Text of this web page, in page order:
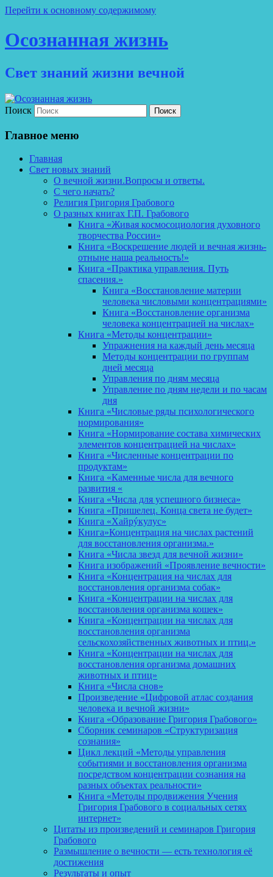
Перейти к основному содержимому
Осознанная жизнь
Свет знаний жизни вечной
Поиск
Главное меню
Главная
Свет новых знаний
О вечной жизни.Вопросы и ответы.
С чего начать?
Религия Григория Грабового
О разных книгах Г.П. Грабового
Книга «Живая космосоциология духовного
творчества России»
Книга «Воскрешение людей и вечная жизнь-
отныне наша реальность!»
Книга «Практика управления. Путь
спасения.»
Книга «Восстановление материи
человека числовыми концентрациями»
Книга «Восстановление организма
человека концентрацией на числах»
Книга «Методы концентрации»
Упражнения на каждый день месяца
Методы концентрации по группам
дней месяца
Управления по дням месяца
Управление по дням недели и по часам
дня
Книга «Числовые ряды психологического
нормирования»
Книга «Нормирование состава химических
элементов концентрацией на числах»
Книга «Численные концентрации по
продуктам»
Книга «Каменные числа для вечного
развития «
Книга «Числа для успешного бизнеса»
Книга «Пришелец. Конца света не будет»
Книга «Хайрýкулус»
Книга»Концентрация на числах растений
для восстановления организма.»
Книга «Числа звезд для вечной жизни»
Книга изображений «Проявление вечности»
Книга «Концентрация на числах для
восстановления организма собак»
Книга «Концентрации на числах для
восстановления организма кошек»
Книга «Концентрации на числах для
восстановления организма
сельскохозяйственных животных и птиц.»
Книга «Концентрации на числах для
восстановления организма домашних
животных и птиц»
Книга «Числа снов»
Произведение «Цифровой атлас создания
человека и вечной жизни»
Книга «Образование Григория Грабового»
Сборник семинаров «Структуризация
сознания»
Цикл лекций «Методы управления
событиями и восстановления организма
посредством концентрации сознания на
разных объектах реальности»
Книга «Методы продвижения Учения
Григория Грабового в социальных сетях
интернет»
Цитаты из произведений и семинаров Григория
Грабового
Размышление о вечности — есть технология её
достижения
Результаты и опыт